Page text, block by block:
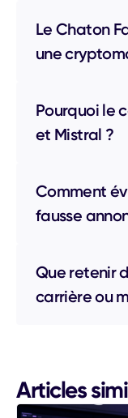
Le Chaton
une
Pourquoi le
et Mistral ?
Comment
fausse
Que retenir
carrière ou
Articles